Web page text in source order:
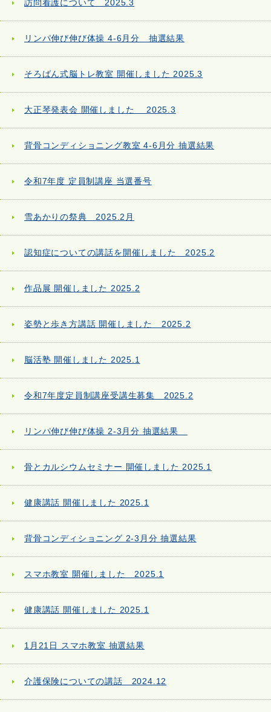
訪問看護について 2025.3
リンパ伸び伸び体操 4-6月分 抽選結果
そろばん式脳トレ教室 開催しました 2025.3
大正琴発表会 開催しました 2025.3
背骨コンディショニング教室 4-6月分 抽選結果
令和7年度 定員制講座 当選番号
雪あかりの祭典 2025.2月
認知症についての講話を開催しました 2025.2
作品展 開催しました 2025.2
姿勢と歩き方講話 開催しました 2025.2
脳活塾 開催しました 2025.1
令和7年度定員制講座受講生募集 2025.2
リンパ伸び伸び体操 2-3月分 抽選結果
骨とカルシウムセミナー 開催しました 2025.1
健康講話 開催しました 2025.1
背骨コンディショニング 2-3月分 抽選結果
スマホ教室 開催しました 2025.1
健康講話 開催しました 2025.1
1月21日 スマホ教室 抽選結果
介護保険についての講話 2024.12